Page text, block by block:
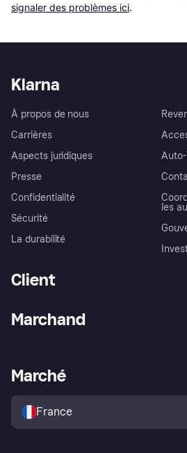
signaler des problèmes ici.
Klarna
À propos de nous
Carrières
Aspects juridiques
Presse
Confidentialité
Sécurité
La durabilité
les
Client
Explorez les magasins
Politique de protection de
l’acheteur Klarna
Marchand
Portail Marchand
Marché
France